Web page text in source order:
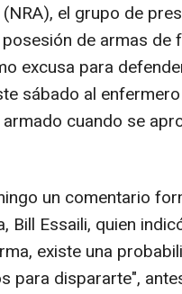
el grupo de
de armas de
excusa para
sábado al
cuando se
un comentario
Bill Essaili, quien
existe una
para dispararte",